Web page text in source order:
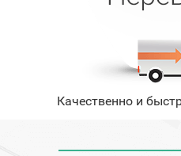
Качественно и